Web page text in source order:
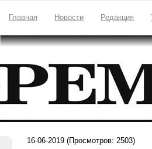
Главная Новости Редакция
16-06-2019 (Просмотров: 2503)